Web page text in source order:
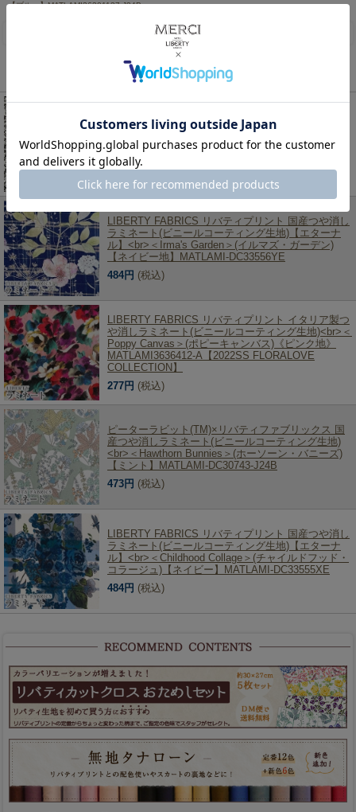
【ブルー】MATLAMI36301127-J24B
この商品を見た人は、こちらの商品もチェックしています！
LIBERTY FABRICS リバティプリント 国産つや消し
ラミネート(ビニールコーティング生地)【エターナ
ル】<br>＜Lodden Wood＞(ロデンウッド)【ホワイ
ト地×ブラック】MATLAMI2349009RE
462円 (税込)
LIBERTY FABRICS リバティプリント 国産つや消し
ラミネート(ビニールコーティング生地)【エターナ
ル】<br>＜Irma's Garden＞(イルマズ・ガーデン)
【ネイビー地】MATLAMI-DC33556YE
484円 (税込)
LIBERTY FABRICS リバティプリント イタリア製つ
や消しラミネート(ビニールコーティング生地)<br>＜
Poppy Canvas＞(ポピーキャンバス)《ピンク地》
MATLAMI3636412-A【2022SS FLORALOVE
COLLECTION】
277円 (税込)
ピーターラビット(TM)×リバティファブリックス 国
産つや消しラミネート(ビニールコーティング生地)
<br>＜Hawthorn Bunnies＞(ホーソーン・バニーズ)
【ミント】MATLAMI-DC30743-J24B
473円 (税込)
LIBERTY FABRICS リバティプリント 国産つや消し
ラミネート(ビニールコーティング生地)【エターナ
ル】<br>＜Childhood Collage＞(チャイルドフッド・
コラージュ)【ネイビー】MATLAMI-DC33555XE
484円 (税込)